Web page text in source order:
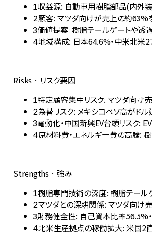
1収益源: 自動車用樹脂部品(内外装
2顧客: マツダ向けが売上の約63%
3価値提案: 樹脂テールゲートや透
4地域構成: 日本64.6%・中米北米
Risks · リスク要因
1特定顧客集中リスク: マツダ向け
2為替リスク: メキシコペソ高がド
3電動化・中国新興EV台頭リスク:
4原材料費・エネルギー費の高騰:
Strengths · 強み
1樹脂専門技術の深度: 樹脂テール
2マツダとの深耕関係: マツダ向け
3財務健全性: 自己資本比率56.5%
4北米生産拠点の稼働拡大: 米国2